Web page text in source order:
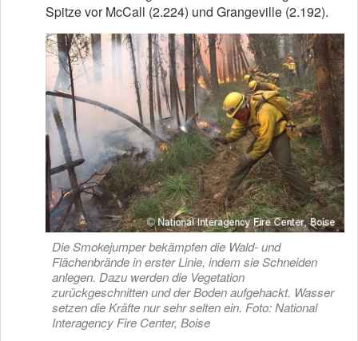
Spitze vor McCall (2.224) und Grangeville (2.192).
Die Smokejumper bekämpfen die Wald- und
Flächenbrände in erster Linie, indem sie Schneiden
anlegen. Dazu werden die Vegetation
zurückgeschnitten und der Boden aufgehackt. Wasser
setzen die Kräfte nur sehr selten ein. Foto: National
Interagency Fire Center, Boise